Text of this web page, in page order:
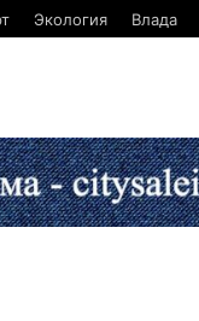
Экология Влада